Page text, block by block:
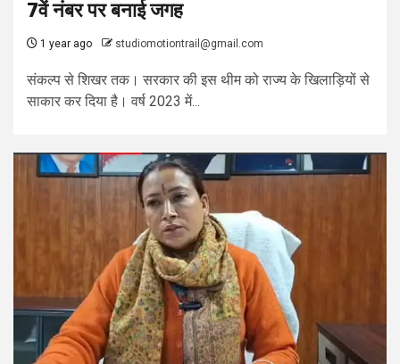
7वें नंबर पर बनाई जगह
1 year ago studiomotiontrail@gmail.com
संकल्प से शिखर तक। सरकार की इस थीम को राज्य के खिलाड़ियों से
साकार कर दिया है। वर्ष 2023 में...